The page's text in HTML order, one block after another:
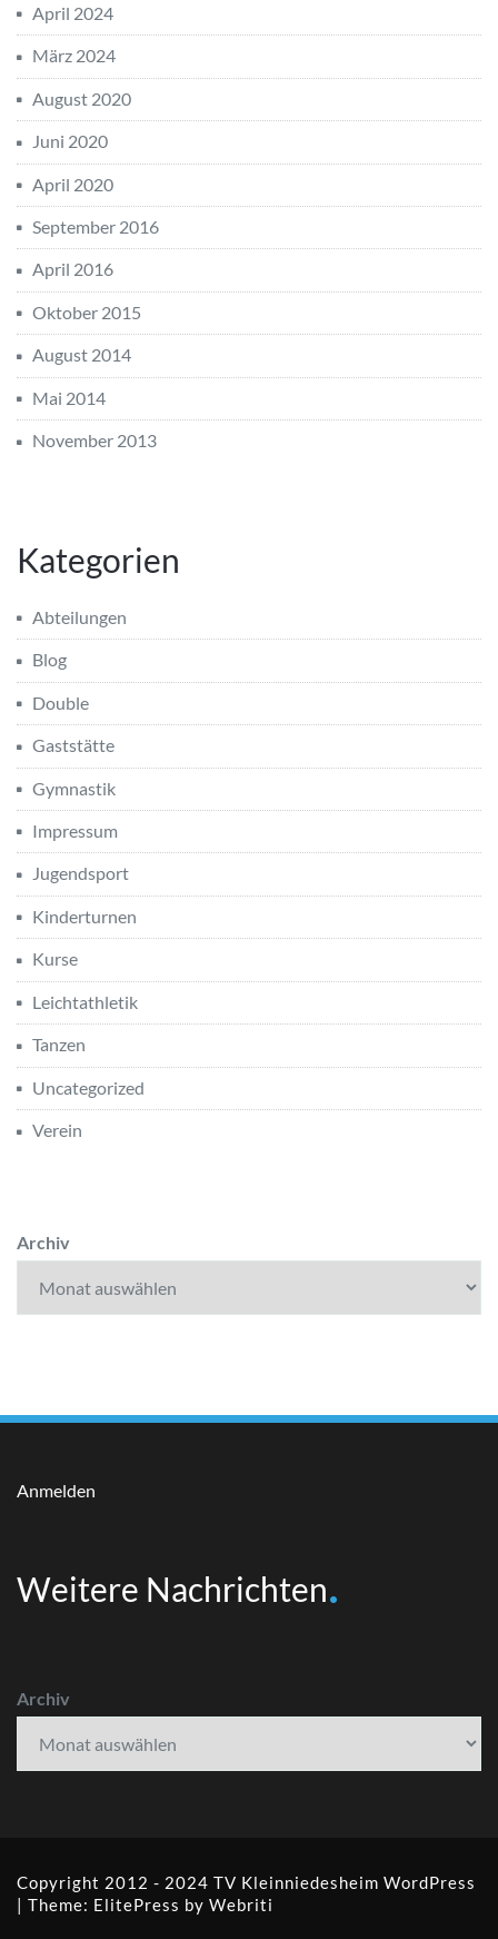
April 2024
März 2024
August 2020
Juni 2020
April 2020
September 2016
April 2016
Oktober 2015
August 2014
Mai 2014
November 2013
Kategorien
Abteilungen
Blog
Double
Gaststätte
Gymnastik
Impressum
Jugendsport
Kinderturnen
Kurse
Leichtathletik
Tanzen
Uncategorized
Verein
Archiv
Anmelden
Weitere Nachrichten
Archiv
Copyright 2012 - 2024 TV Kleinniedesheim WordPress
| Theme: ElitePress by Webriti